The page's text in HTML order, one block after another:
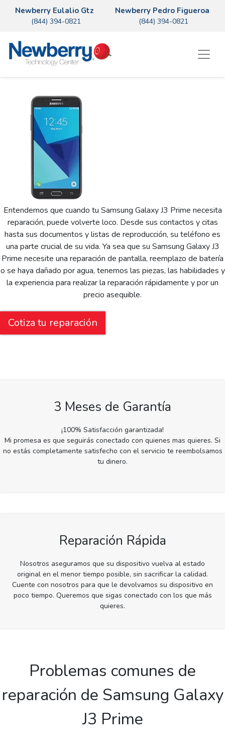
Newberry Eulalio Gtz
(844) 394-0821
Newberry Pedro Figueroa
(844) 394-0821
Entendemos que cuando tu Samsung Galaxy J3 Prime necesita
reparación, puede volverte loco. Desde sus contactos y citas
hasta sus documentos y listas de reproducción, su teléfono es
una parte crucial de su vida. Ya sea que su Samsung Galaxy J3
Prime necesite una reparación de pantalla, reemplazo de batería
o se haya dañado por agua, tenemos las piezas, las habilidades y
la experiencia para realizar la reparación rápidamente y por un
precio asequible.
Cotiza tu reparación
3 Meses de Garantía
¡100% Satisfacción garantizada!
Mi promesa es que seguirás conectado con quienes mas quieres. Si
no estás completamente satisfecho con el servicio te reembolsamos
tu dinero.
Reparación Rápida
Nosotros aseguramos que su dispositivo vuelva al estado
original en el menor tiempo posible, sin sacrificar la calidad.
Cuente con nosotros para que le devolvamos su dispositivo en
poco tiempo. Queremos que sigas conectado con los que más
quieres.
Problemas comunes de
reparación de Samsung Galaxy
J3 Prime